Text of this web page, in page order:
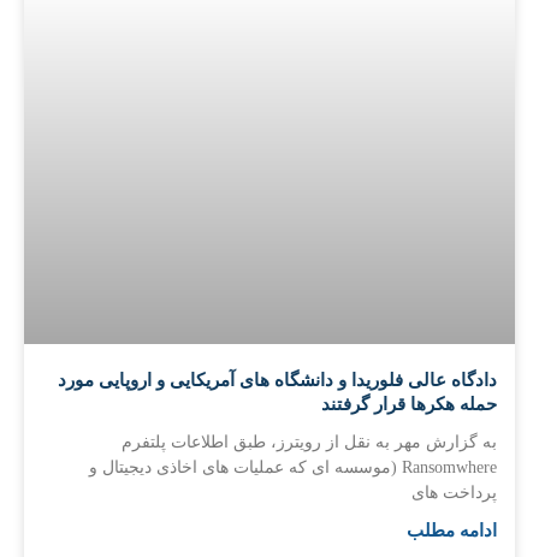
دادگاه عالی فلوریدا و دانشگاه های آمریکایی و اروپایی مورد
حمله هکرها قرار گرفتند
به گزارش مهر به نقل از رویترز، طبق اطلاعات پلتفرم
Ransomwhere (موسسه ای که عملیات های اخاذی دیجیتال و
پرداخت های
ادامه مطلب